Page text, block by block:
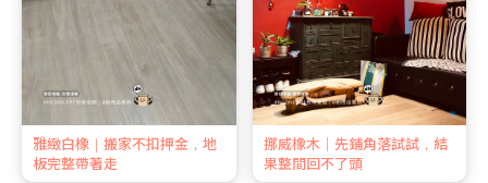
雅緻白橡｜搬家不扣押金，地
板完整帶著走
挪威橡木｜先鋪角落試試，結
果整間回不了頭